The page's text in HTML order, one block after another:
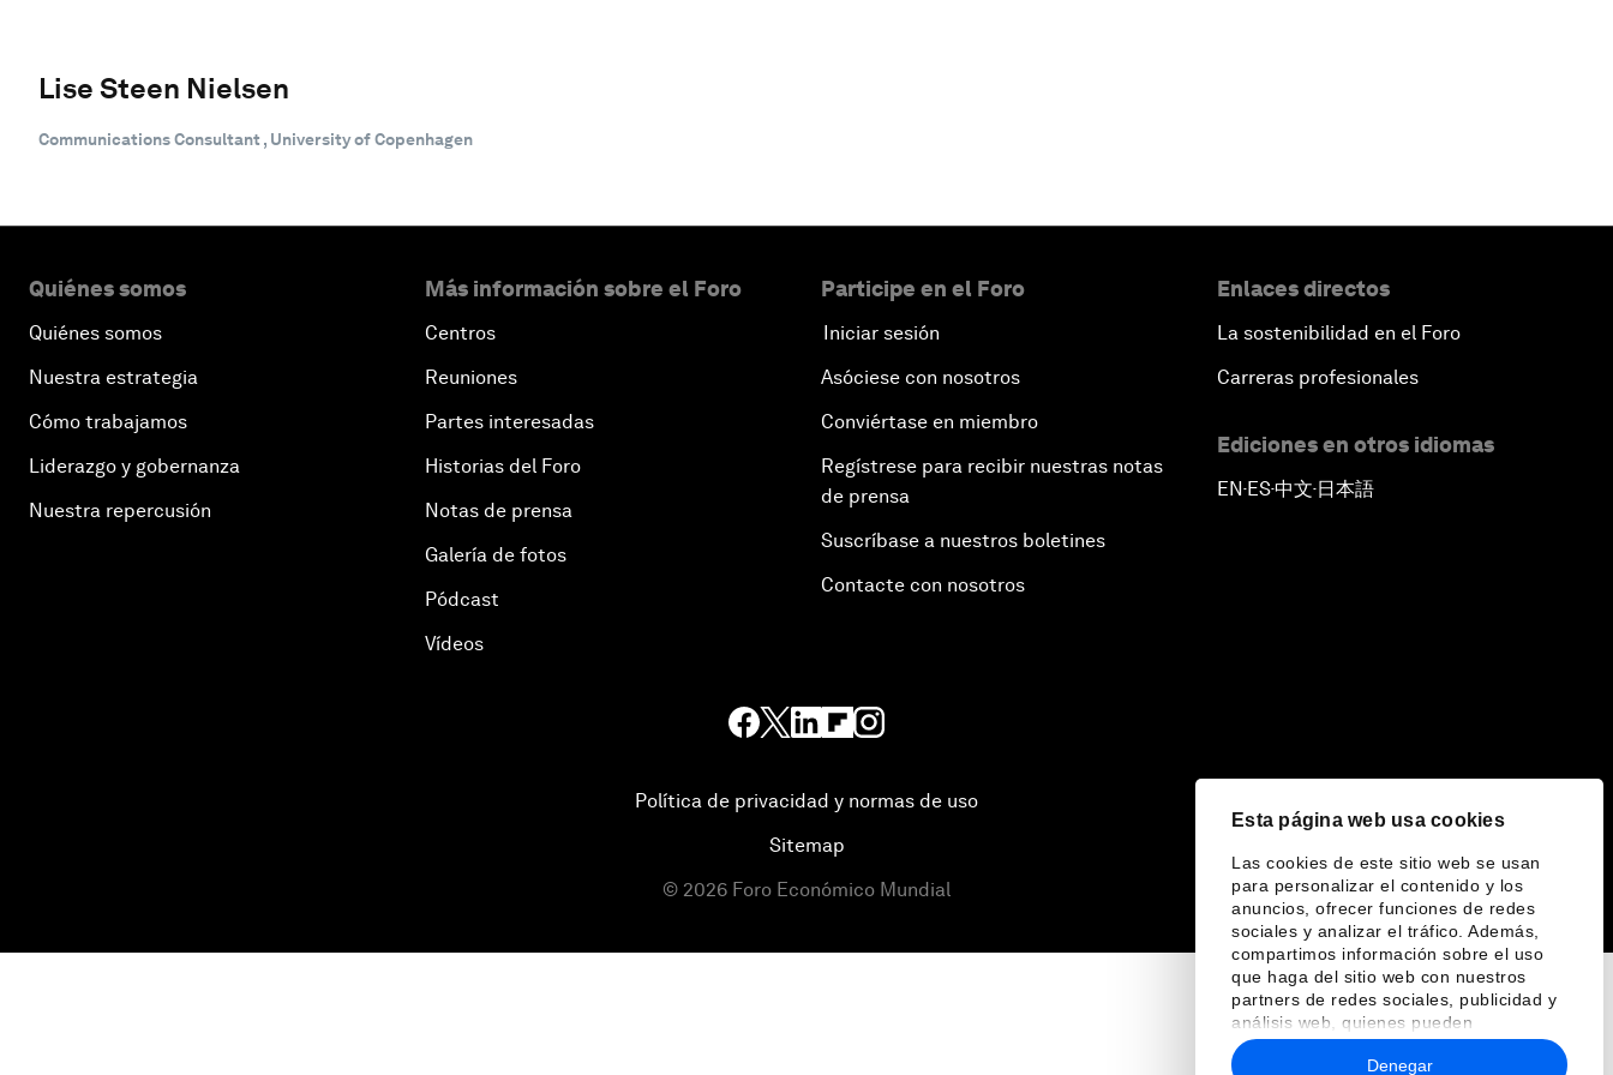
Esta página web usa cookies
Las cookies de este sitio web se usan
para personalizar el contenido y los
anuncios, ofrecer funciones de redes
sociales y analizar el tráfico. Además,
compartimos información sobre el uso
que haga del sitio web con nuestros
partners de redes sociales, publicidad y
análisis web, quienes pueden
combinarla con otra información que les
haya proporcionado o que hayan
Denegar
Lise Steen Nielsen
Communications Consultant , University of Copenhagen
Quiénes somos
Quiénes somos
Nuestra estrategia
Cómo trabajamos
Liderazgo y gobernanza
Nuestra repercusión
Más información sobre el Foro
Centros
Reuniones
Partes interesadas
Historias del Foro
Notas de prensa
Galería de fotos
Pódcast
Vídeos
Participe en el Foro
Iniciar sesión
Asóciese con nosotros
Conviértase en miembro
Regístrese para recibir nuestras notas
de prensa
Suscríbase a nuestros boletines
Contacte con nosotros
Enlaces directos
La sostenibilidad en el Foro
Carreras profesionales
Ediciones en otros idiomas
EN▪ES▪中文▪ 日本語
Política de privacidad y normas de uso
Sitemap
© 2026 Foro Económico Mundial